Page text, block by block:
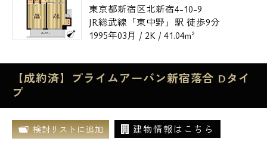
東京都新宿区北新宿4-10-9
JR総武線「東中野」駅 徒歩9分
1995年03月 / 2K / 41.04m²
【成約済】プライムアーバン新宿落合 Dタイ
プ
検討リストに追加 建物情報はこちら